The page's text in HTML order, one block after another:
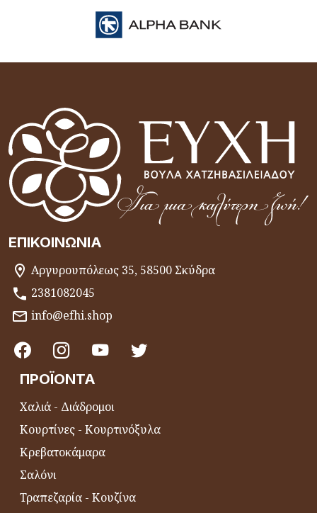
ΕΠΙΚΟΙΝΩΝΊΑ
Αργυρουπόλεως 35, 58500 Σκύδρα
2381082045
info@efhi.shop
ΠΡΟΪΌΝΤΑ
Χαλιά - Διάδρομοι
Κουρτίνες - Κουρτινόξυλα
Κρεβατοκάμαρα
Σαλόνι
Τραπεζαρία - Κουζίνα